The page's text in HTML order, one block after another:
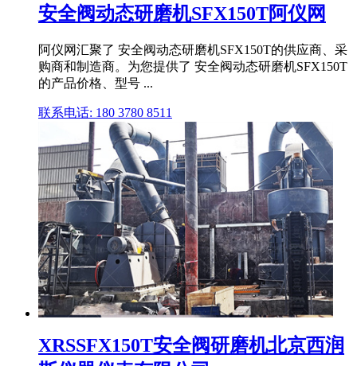
安全阀动态研磨机SFX150T阿仪网
阿仪网汇聚了 安全阀动态研磨机SFX150T的供应商、采
购商和制造商。为您提供了 安全阀动态研磨机SFX150T
的产品价格、型号 ...
联系电话: 180 3780 8511
XRSSFX150T安全阀研磨机北京西润